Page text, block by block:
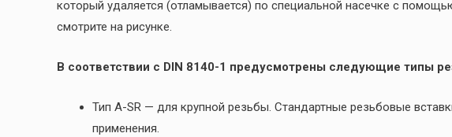
который удаляется (отламывается) по специальной насечке с
смотрите на рисунке.
В соответствии с DIN 8140-1 предусмотрены следующие типы
Тип A-SR — для крупной резьбы. Стандартные резьбовые
применения.